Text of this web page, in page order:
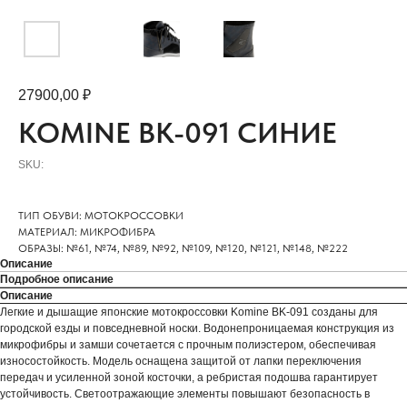
KOMINE BK-091 СИНИЕ
SKU:
27900,00 ₽
ТИП ОБУВИ: МОТОКРОССОВКИ
МАТЕРИАЛ: МИКРОФИБРА
ОБРАЗЫ: №61, №74, №89, №92, №109, №120, №121, №148, №222
Описание
Подробное описание
Описание
Легкие и дышащие японские мотокроссовки Komine BK-091 созданы для
городской езды и повседневной носки. Водонепроницаемая конструкция из
микрофибры и замши сочетается с прочным полиэстером, обеспечивая
износостойкость. Модель оснащена защитой от лапки переключения
передач и усиленной зоной косточки, а ребристая подошва гарантирует
устойчивость. Светоотражающие элементы повышают безопасность в